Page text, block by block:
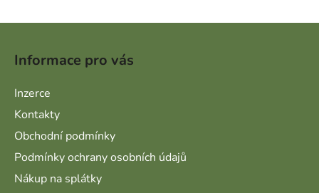
Informace pro vás
Inzerce
Kontakty
Obchodní podmínky
Podmínky ochrany osobních údajů
Nákup na splátky